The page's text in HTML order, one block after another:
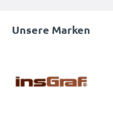
Unsere Marken